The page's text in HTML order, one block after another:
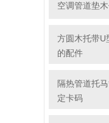
空调管道垫
方圆木托带U
的配件
隔热管道托
定卡码